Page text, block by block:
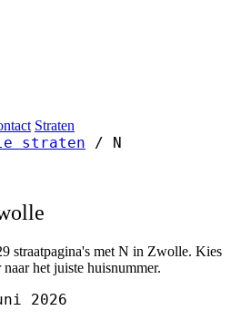
Straten
straten / N
straatpagina's met N in Zwolle. Kies
het juiste huisnummer.
2026